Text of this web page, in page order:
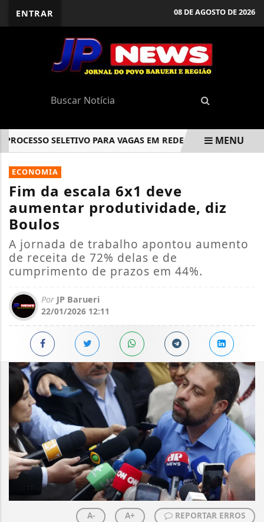
ENTRAR 08 DE AGOSTO DE 2026
SELETIVO PARA VAGAS EM REDE DE SUPERMERCADOS
EM ALTA
MENU
ECONOMIA
Fim da escala 6x1 deve
aumentar produtividade, diz
Boulos
A jornada de trabalho apontou aumento
de receita de 72% delas e de
cumprimento de prazos em 44%.
Por JP Barueri
22/01/2026 12:11
A- A+ REPORTAR ERROS